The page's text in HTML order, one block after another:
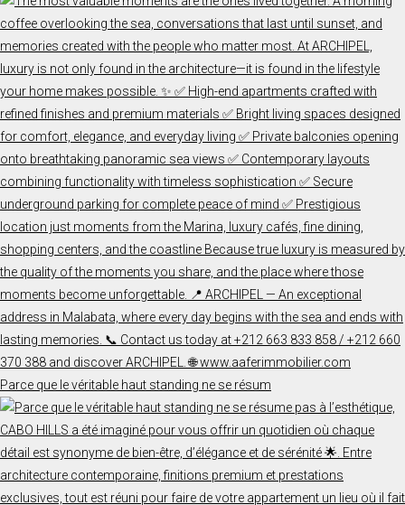
Parce que le véritable haut standing ne se résum